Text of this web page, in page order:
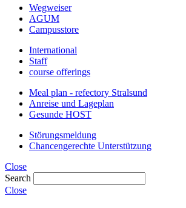
Wegweiser
AGUM
Campusstore
International
Staff
course offerings
Meal plan - refectory Stralsund
Anreise und Lageplan
Gesunde HOST
Störungsmeldung
Chancengerechte Unterstützung
Close
Search
Close